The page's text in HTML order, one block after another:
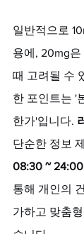
일반적으로
용에, 20mg
때 고려될 수
한 포인트는 '
한가'입니다.
단순한 정보
08:30 ~ 24:00
통해 개인의
가하고 맞춤